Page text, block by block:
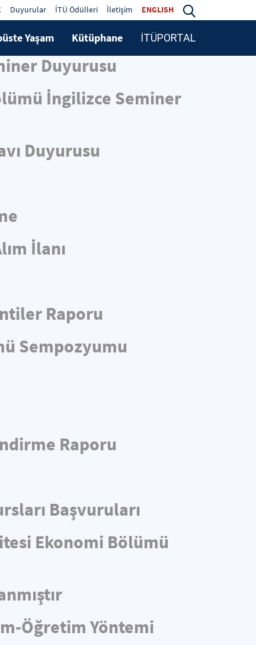
Duyurular İTÜ Ödülleri İletişim ENGLISH
Yaşam Kütüphane İTÜPORTAL
Duyurusu
İngilizce Seminer
Duyurusu
İlanı
Raporu
Sempozyumu
Raporu
Başvuruları
Ekonomi Bölümü
Öğretim Yöntemi